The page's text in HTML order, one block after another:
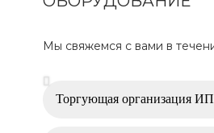
Мы свяжемся с вами в